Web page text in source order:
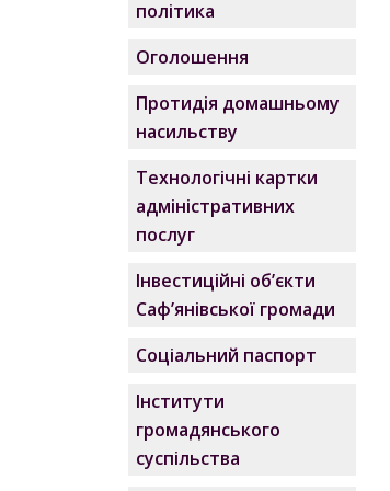
політика
Оголошення
Протидія домашньому
насильству
Технологічні картки
адміністративних
послуг
Інвестиційні об’єкти
Саф’янівської громади
Соціальний паспорт
Інститути
громадянського
суспільства